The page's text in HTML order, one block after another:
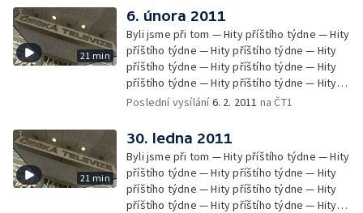
příštího týdne — Zprávy Čétéčka
21 min
6. února 2011
Byli jsme při tom — Hity příštího týdne — Hity
příštího týdne — Hity příštího týdne — Hity
příštího týdne — Hity příštího týdne — Hity
příštího týdne — Hity příštího týdne — Hity
příštího týdne — Hity příštího týdne — Hity
Zprávy Čétéčka
Poslední vysílání6. 2. 2011 na ČT1
21 min
30. ledna 2011
Byli jsme při tom — Hity příštího týdne — Hity
příštího týdne — Hity příštího týdne — Hity
příštího týdne — Hity příštího týdne — Hity
příštího týdne — Hity příštího týdne — Hity